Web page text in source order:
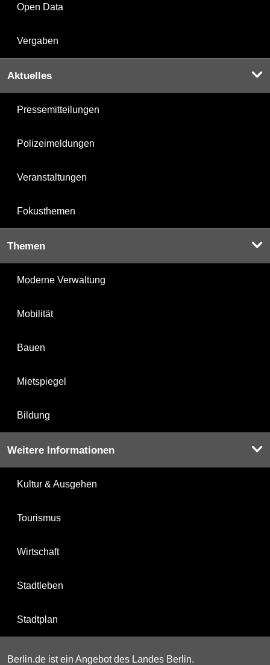
Open Data
Vergaben
Aktuelles
Pressemitteilungen
Polizeimeldungen
Veranstaltungen
Fokusthemen
Themen
Moderne Verwaltung
Mobilität
Bauen
Mietspiegel
Bildung
Weitere Informationen
Kultur & Ausgehen
Tourismus
Wirtschaft
Stadtleben
Stadtplan
Berlin.de ist ein Angebot des Landes Berlin.